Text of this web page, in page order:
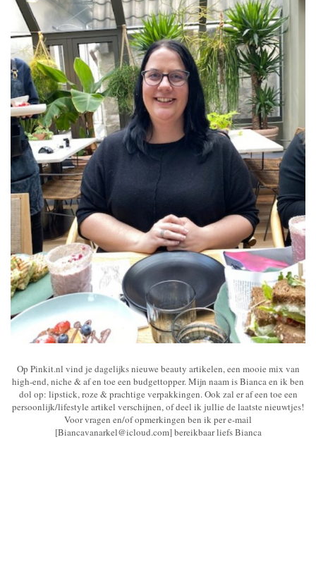
Op Pinkit.nl vind je dagelijks nieuwe beauty artikelen, een mooie mix van
high-end, niche & af en toe een budgettopper. Mijn naam is Bianca en ik ben
dol op: lipstick, roze & prachtige verpakkingen. Ook zal er af een toe een
persoonlijk/lifestyle artikel verschijnen, of deel ik jullie de laatste nieuwtjes!
Voor vragen en/of opmerkingen ben ik per e-mail
[Biancavanarkel@icloud.com] bereikbaar liefs Bianca